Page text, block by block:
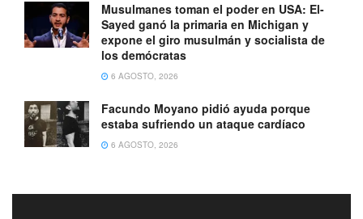
Musulmanes toman el poder en USA: El-
Sayed ganó la primaria en Michigan y
expone el giro musulmán y socialista de
los demócratas
6 AGOSTO, 2026
Facundo Moyano pidió ayuda porque
estaba sufriendo un ataque cardíaco
6 AGOSTO, 2026